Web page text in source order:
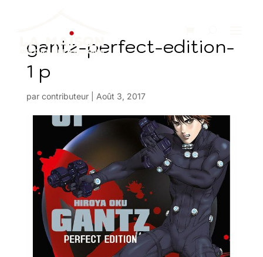
gantz-perfect-edition-
1 p
par contributeur| Août 3, 2017